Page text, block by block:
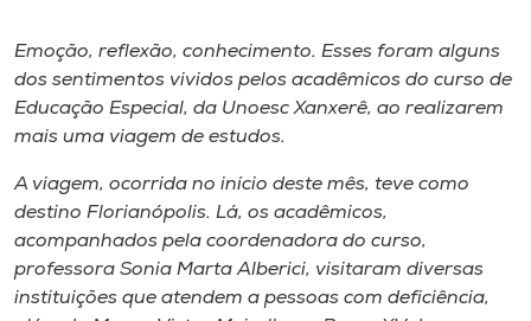
CPA
Biblioteca
Editora
Rádio
Emoção, reflexão, conhecimento. Esses foram alguns
dos sentimentos vividos pelos acadêmicos do curso de
Educação Especial, da Unoesc Xanxerê, ao realizarem
mais uma viagem de estudos.
A viagem, ocorrida no início deste mês, teve como
destino Florianópolis. Lá, os acadêmicos,
acompanhados pela coordenadora do curso,
professora Sonia Marta Alberici, visitaram diversas
instituições que atendem a pessoas com deficiência,